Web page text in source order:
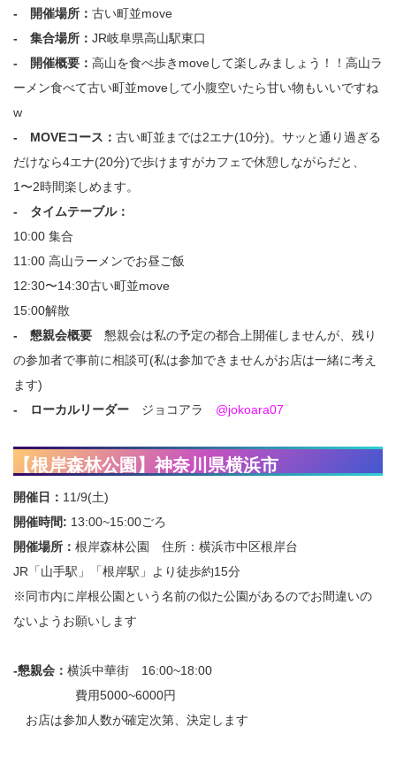
- 開催場所： 古い町並move
- 集合場所： JR岐阜県高山駅東口
- 開催概要： 高山を食べ歩きmoveして楽しみましょう！！高山ラ
ーメン食べて古い町並moveして小腹空いたら甘い物もいいですね
w
- MOVEコース： 古い町並までは2エナ(10分)。サッと通り過ぎる
だけなら4エナ(20分)で歩けますがカフェで休憩しながらだと、
1〜2時間楽しめます。
- タイムテーブル：
10:00 集合
11:00 高山ラーメンでお昼ご飯
12:30〜14:30古い町並move
15:00解散
- 懇親会概要 懇親会は私の予定の都合上開催しませんが、残り
の参加者で事前に相談可(私は参加できませんがお店は一緒に考え
ます)
- ローカルリーダー ジョコアラ @jokoara07
【根岸森林公園】神奈川県横浜市
開催日： 11/9(土)
開催時間: 13:00~15:00ごろ
開催場所： 根岸森林公園 住所：横浜市中区根岸台
JR「山手駅」「根岸駅」より徒歩約15分
※同市内に岸根公園という名前の似た公園があるのでお間違いの
ないようお願いします
-懇親会： 横浜中華街 16:00~18:00
費用5000~6000円
お店は参加人数が確定次第、決定します